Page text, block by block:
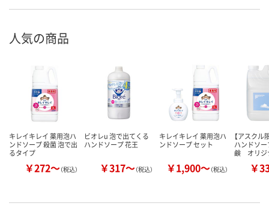
人気の商品
キレイキレイ 薬用泡ハ
ンドソープ 殺菌 泡で出
るタイプ
￥272～（税込）
ビオレu 泡で出てくる
ハンドソープ 花王
￥317～（税込）
キレイキレイ 薬用泡ハ
ンドソープ セット
￥1,900～（税込）
【アスクル
ハンドソ
鹸 オリジ
￥